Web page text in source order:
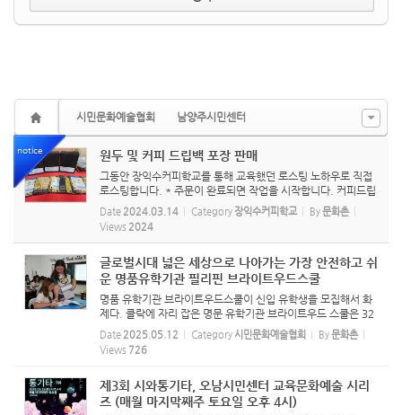
시민문화예술협회 남양주시민센터
notice 원두 및 커피 드립백 포장 판매
그동안 장익수커피학교를 통해 교육했던 로스팅 노하우로 직접
로스팅합니다. * 주문이 완료되면 작업을 시작합니다. 커피드립
백(1박스 8개) 신청하기 https://naver.me/xfkPXHbG 원두
(200g 단위) 신청하기 https://naver.me/FvFxXIoS
Date 2024.03.14 Category 장익수커피학교 By문화촌
Views 2024
글로벌시대 넓은 세상으로 나아가는 가장 안전하고 쉬
운 명품유학기관 필리핀 브라이트우드스쿨
명품 유학기관 브라이트우드스쿨이 신입 유학생을 모집해서 화
제다. 클락에 자리 잡은 명문 유학기관 브라이트우드 스쿨은 32
년 전통을 자랑하는 명문사립학교이다. 브라이트우드 스쿨은 1
995년 설립되어 30년간 유지되고 있는 학교로 필리핀 상류층
자녀들이 ...
Date 2025.05.12 Category 시민문화예술협회 By문화촌
Views 726
제3회 시와통기타, 오남시민센터 교육문화예술 시리
즈 (매월 마지막째주 토요일 오후 4시)